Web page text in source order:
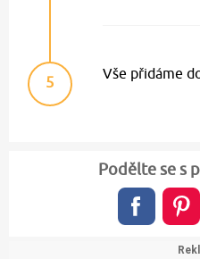
5 Vše přidáme
Podělte se s